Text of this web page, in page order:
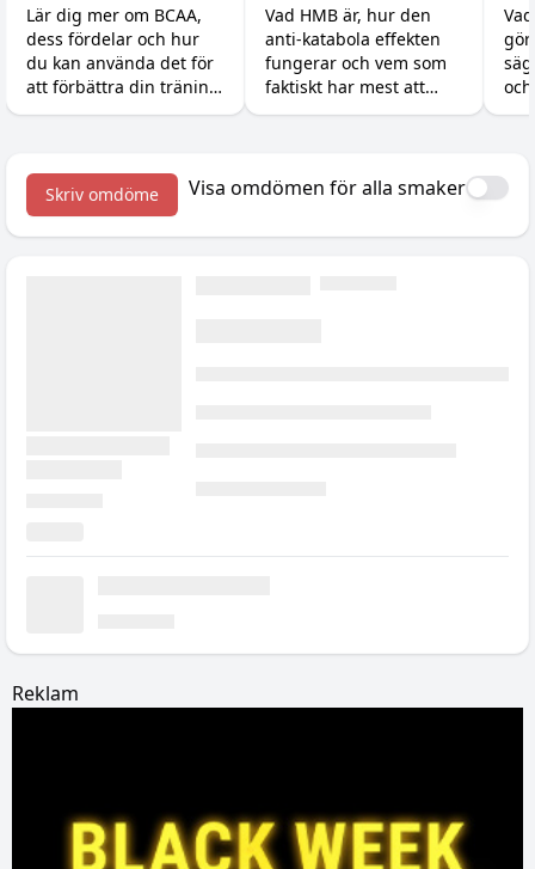
din träning?
Lär dig mer om BCAA,
dess fördelar och hur
du kan använda det för
att förbättra din träning
och återhämtning.
skydda dina muskler?
Vad HMB är, hur den
anti-katabola effekten
fungerar och vem som
faktiskt har mest att
vinna på tillskottet.
rätt
Skriv omdöme Visa omdömen för alla smaker
Reklam